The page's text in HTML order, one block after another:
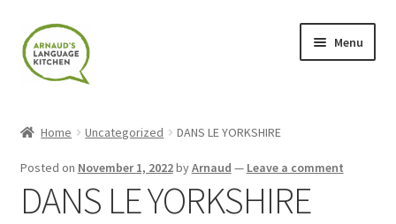
Skip
to
navigation
Skip
to
content
Menu
Blog
Home Uncategorized DANS LE YORKSHIRE
Posted on November 1, 2022byArnaud — Leave a comment
DANS LE YORKSHIRE